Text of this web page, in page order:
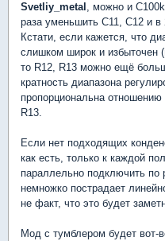
Svetliy_metal , можно и
раза уменьшить С11, С12 и в
Кстати, если кажется, что
слишком широк и избыточен
то R12, R13 можно ещё
кратность диапазона
пропорциональна
R13.
Если нет подходящих
как есть, только к каждой
параллельно подключить по
немножко пострадает
не факт, что это будет
Мод с тумблером будет вот-